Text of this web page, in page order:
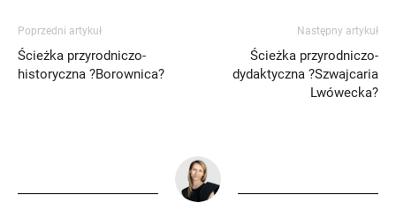
Poprzedni artykuł
Ścieżka przyrodniczo-
historyczna ?Borownica?
Następny artykuł
Ścieżka przyrodniczo-
dydaktyczna ?Szwajcaria
Lwówecka?